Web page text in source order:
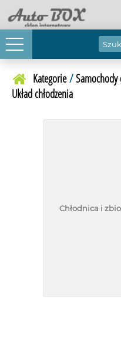
Kategorie/
Układ chłodzenia
Chłodnica i